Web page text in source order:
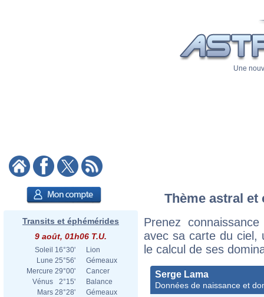
Une
Transits et éphémérides
9 août, 01h06 T.U.
Soleil 16°30'
Lion
Lune 25°56'
Gémeaux
Mercure 29°00'
Cancer
Vénus
2°15'
Balance
Mars 28°28'
Gémeaux
Thème astral et
Prenez
avec sa carte du ciel,
le calcul de ses
Serge Lama
Données de naissance et